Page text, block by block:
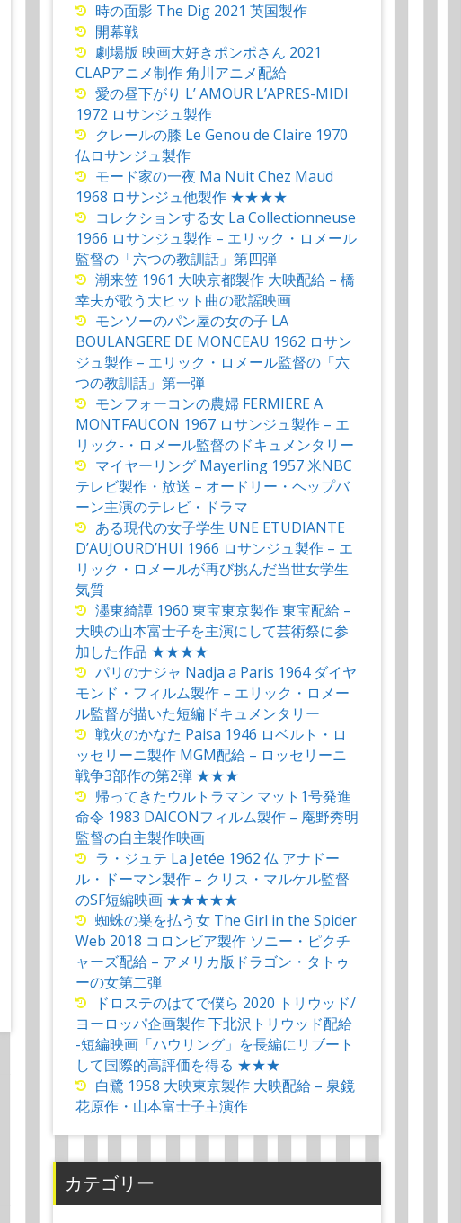
時の面影 The Dig 2021 英国製作
開幕戦
劇場版 映画大好きポンポさん 2021
CLAPアニメ制作 角川アニメ配給
愛の昼下がり L’ AMOUR L’APRES-MIDI
1972 ロサンジュ製作
クレールの膝 Le Genou de Claire 1970
仏ロサンジュ製作
モード家の一夜 Ma Nuit Chez Maud
1968 ロサンジュ他製作 ★★★★
コレクションする女 La Collectionneuse
1966 ロサンジュ製作 – エリック・ロメール
監督の「六つの教訓話」第四弾
潮来笠 1961 大映京都製作 大映配給 – 橋
幸夫が歌う大ヒット曲の歌謡映画
モンソーのパン屋の女の子 LA
BOULANGERE DE MONCEAU 1962 ロサン
ジュ製作 – エリック・ロメール監督の「六
つの教訓話」第一弾
モンフォーコンの農婦 FERMIERE A
MONTFAUCON 1967 ロサンジュ製作 – エ
リック-・ロメール監督のドキュメンタリー
マイヤーリング Mayerling 1957 米NBC
テレビ製作・放送 – オードリー・ヘップバ
ーン主演のテレビ・ドラマ
ある現代の女子学生 UNE ETUDIANTE
D’AUJOURD’HUI 1966 ロサンジュ製作 – エ
リック・ロメールが再び挑んだ当世女学生
気質
濹東綺譚 1960 東宝東京製作 東宝配給 –
大映の山本富士子を主演にして芸術祭に参
加した作品 ★★★★
パリのナジャ Nadja a Paris 1964 ダイヤ
モンド・フィルム製作 – エリック・ロメー
ル監督が描いた短編ドキュメンタリー
戦火のかなた Paisa 1946 ロベルト・ロ
ッセリーニ製作 MGM配給 – ロッセリーニ
戦争3部作の第2弾 ★★★
帰ってきたウルトラマン マット1号発進
命令 1983 DAICONフィルム製作 – 庵野秀明
監督の自主製作映画
ラ・ジュテ La Jetée 1962 仏 アナドー
ル・ドーマン製作 – クリス・マルケル監督
のSF短編映画 ★★★★★
蜘蛛の巣を払う女 The Girl in the Spider
Web 2018 コロンビア製作 ソニー・ピクチ
ャーズ配給 – アメリカ版ドラゴン・タトゥ
ーの女第二弾
ドロステのはてで僕ら 2020 トリウッド/
ヨーロッパ企画製作 下北沢トリウッド配給
-短編映画「ハウリング」を長編にリブート
して国際的高評価を得る ★★★
白鷺 1958 大映東京製作 大映配給 – 泉鏡
花原作・山本富士子主演作
カテゴリー